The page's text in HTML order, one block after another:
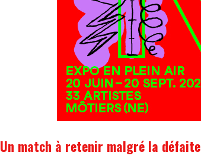
Un match à retenir malgré la défaite